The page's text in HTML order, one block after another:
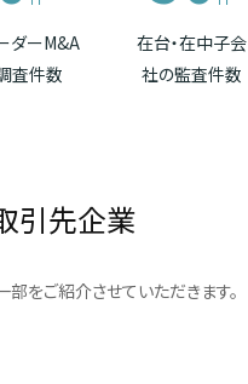
ダーM&A
査件数
在台・在中子会
社の監査件数
引先企業
をご紹介させていただきます。